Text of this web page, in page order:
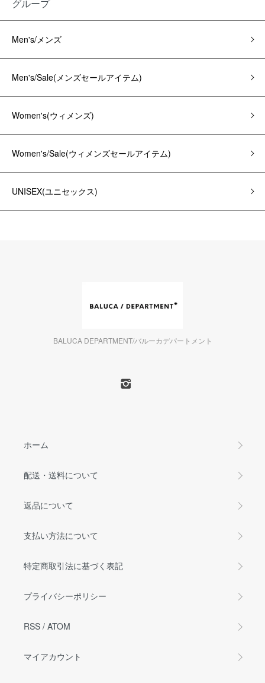
グループ
Men's/メンズ
Men's/Sale(メンズセールアイテム)
Women's(ウィメンズ)
Women's/Sale(ウィメンズセールアイテム)
UNISEX(ユニセックス)
BALUCA DEPARTMENT/バルーカデパートメント
ホーム
配送・送料について
返品について
支払い方法について
特定商取引法に基づく表記
プライバシーポリシー
RSS / ATOM
マイアカウント